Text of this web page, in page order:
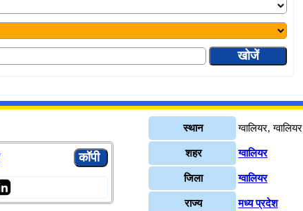
स्थान ग्वालियर, ग्वालियर
शहर ग्वालियर
जिला ग्वालियर
राज्य मध्य प्रदेश